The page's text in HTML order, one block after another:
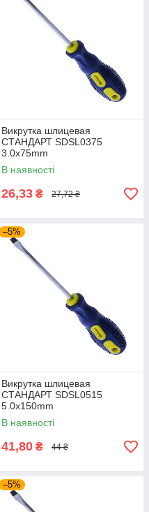
Викрутка шлицевая
СТАНДАРТ SDSL0375
3.0x75mm
В наявності
26,33 ₴ 27,72 ₴
–5%
Викрутка шлицевая
СТАНДАРТ SDSL0515
5.0x150mm
В наявності
41,80 ₴ 44 ₴
–5%